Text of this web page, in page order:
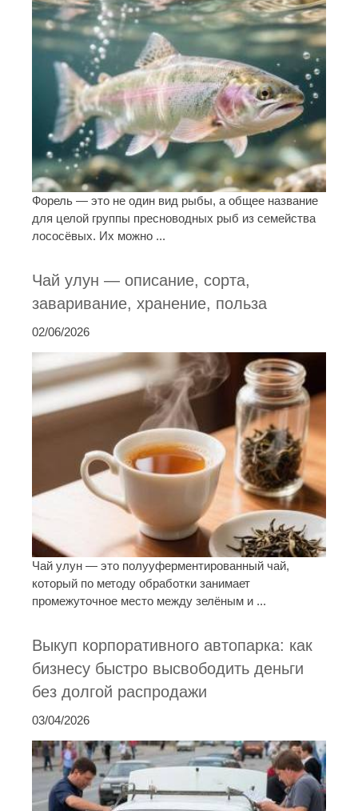
Форель — это не один вид рыбы, а общее название
для целой группы пресноводных рыб из семейства
лососёвых. Их можно ...
Чай улун — описание, сорта,
заваривание, хранение, польза
02/06/2026
Чай улун — это полууферментированный чай,
который по методу обработки занимает
промежуточное место между зелёным и ...
Выкуп корпоративного автопарка: как
бизнесу быстро высвободить деньги
без долгой распродажи
03/04/2026